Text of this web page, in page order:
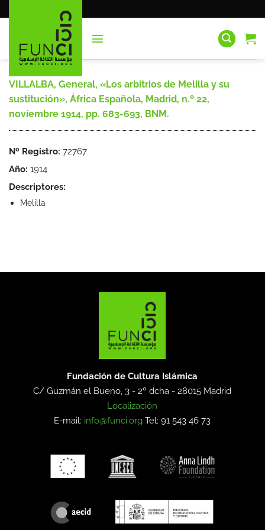
al
VILLALBA, General, «Los arbitrios de Melilla y su
sustitución», África Española, Madrid, n.º 22,
noviembre 1914, pp. 683-693, BNM.
Nº Registro: 72767
Año: 1914
Descriptores:
Melilla
Fundación de Cultura Islámica
C/ Guzmán el Bueno, 3 - 2º dcha -28015 Madrid
Localización
E-mail: info@funci.org Tel: 91 543 46 73